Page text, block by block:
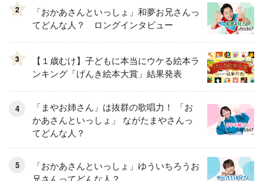
2
「おかあさんといっしょ」和夢お兄さんっ
てどんな人？ ロングインタビュー
3
【１歳むけ】子どもに本当にウケる絵本ラ
ンキング「げんき絵本大賞」結果発表
「まやお姉さん」は抜群の歌唱力！ 「お
かあさんといっしょ」 ながたまやさんっ
てどんな人？
「おかあさんといっしょ」ゆういちろうお